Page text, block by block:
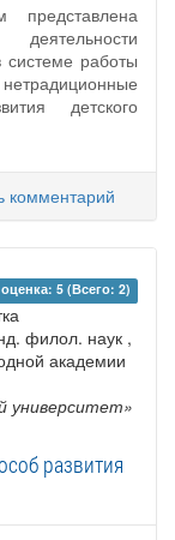
работы
детского
комментарий
5 (Всего: 2)
филол. наук ,
академии
университет»
развития